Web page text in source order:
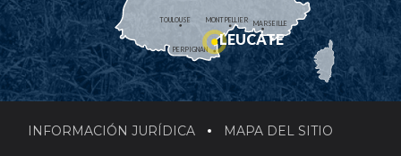
MONTPELLIER
PERPIGNAN
MARSEILLE
TOULOUSE
LEUCATE
INFORMACIÓN JURÍDICA MAPA DEL SITIO